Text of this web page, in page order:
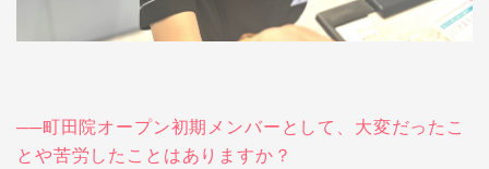
──町田院オープン初期メンバーとして、大変だったこ
とや苦労したことはありますか？